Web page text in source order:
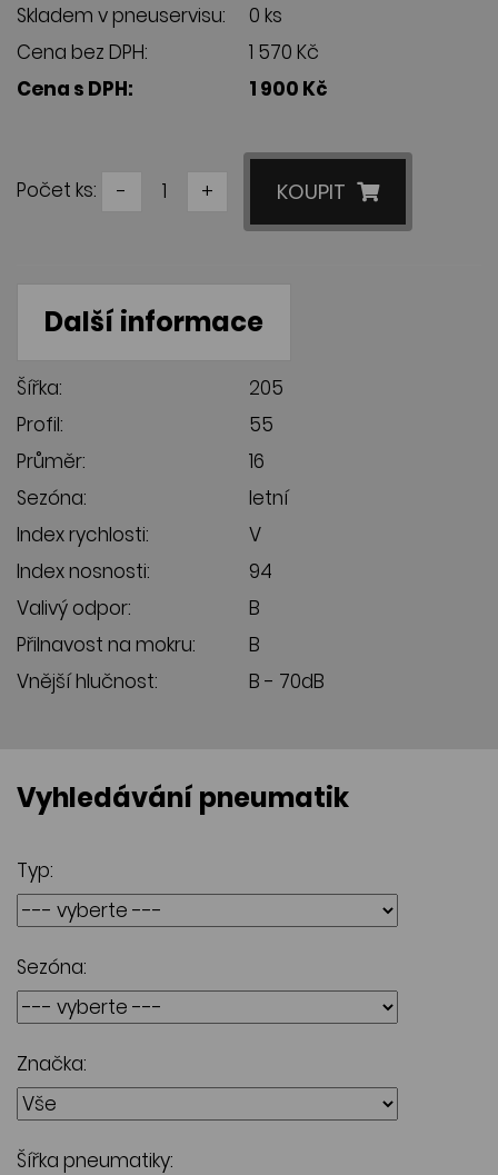
Skladem v pneuservisu:
0 ks
Cena bez DPH:
1 570 Kč
Cena s DPH:
1 900 Kč
Počet ks: - + KOUPIT
Další informace
Šířka:
205
Profil:
55
Průměr:
16
Sezóna:
letní
Index rychlosti:
V
Index nosnosti:
94
Valivý odpor:
B
Přilnavost na mokru:
B
Vnější hlučnost:
B - 70dB
Vyhledávání pneumatik
Typ:
Sezóna:
Značka:
Šířka pneumatiky: